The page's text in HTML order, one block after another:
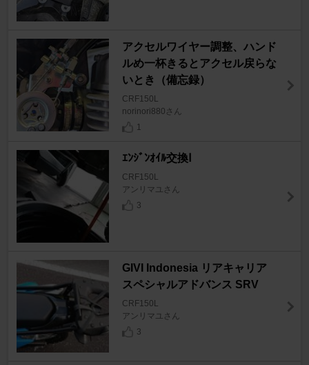
アクセルワイヤー調整、ハンド
ルめ一杯きるとアクセル戻らな
いとき（備忘録）
CRF150L
norinori880さん
1
ｴﾝｼﾞﾝｵｲﾙ交換Ⅰ
CRF150L
アンリマユさん
3
GIVI Indonesia リアキャリア
スペシャルアドバンス SRV
CRF150L
アンリマユさん
3